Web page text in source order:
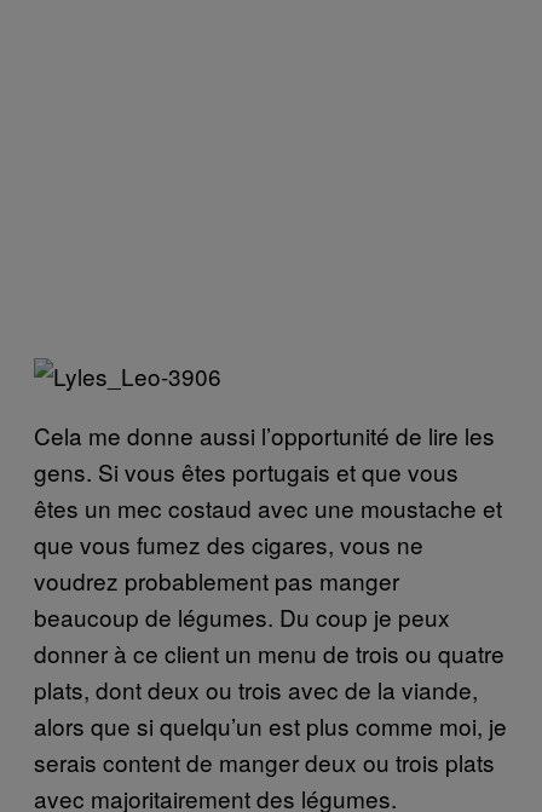
Cela me donne aussi l’opportunité de lire les
gens. Si vous êtes portugais et que vous
êtes un mec costaud avec une moustache et
que vous fumez des cigares, vous ne
voudrez probablement pas manger
beaucoup de légumes. Du coup je peux
donner à ce client un menu de trois ou quatre
plats, dont deux ou trois avec de la viande,
alors que si quelqu’un est plus comme moi, je
serais content de manger deux ou trois plats
avec majoritairement des légumes.